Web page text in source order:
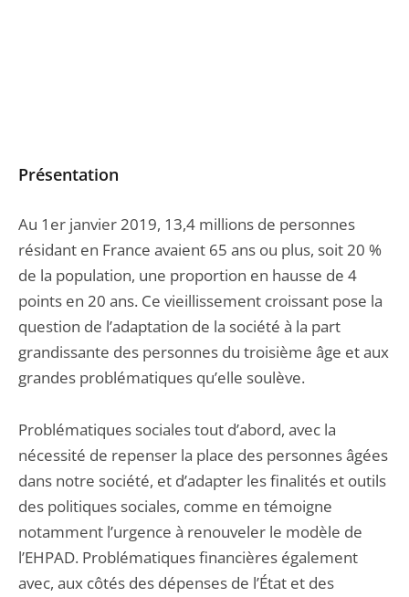
Présentation
Au 1er janvier 2019, 13,4 millions de personnes
résidant en France avaient 65 ans ou plus, soit 20 %
de la population, une proportion en hausse de 4
points en 20 ans. Ce vieillissement croissant pose la
question de l’adaptation de la société à la part
grandissante des personnes du troisième âge et aux
grandes problématiques qu’elle soulève.
Problématiques sociales tout d’abord, avec la
nécessité de repenser la place des personnes âgées
dans notre société, et d’adapter les finalités et outils
des politiques sociales, comme en témoigne
notamment l’urgence à renouveler le modèle de
l’EHPAD. Problématiques financières également
avec, aux côtés des dépenses de l’État et des